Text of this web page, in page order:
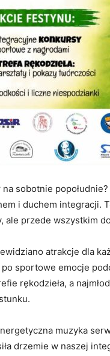
sobotnie
i duchem integracji.
ale przede wszystkim
atrakcje dla
po sportowe emocje
rękodzieła, a
muzyka
drzemie w naszej